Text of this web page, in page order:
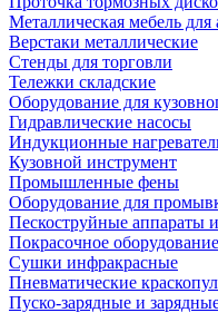
Металлическая мебель для
Верстаки металлические
Стенды для торговли
Тележки складские
Оборудование для
Гидравлические насосы
Индукционные
Кузовной инструмент
Промышленные фены
Оборудование для
Пескоструйные аппараты
Покрасочное оборудование
Сушки инфракрасные
Пневматические
Пуско-зарядные и